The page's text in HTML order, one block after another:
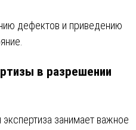
дефектов и приведению
в разрешении
занимает важное